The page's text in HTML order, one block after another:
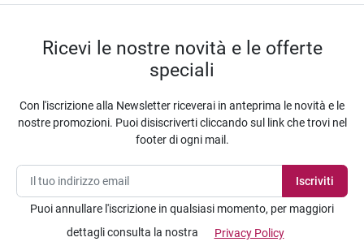
Ricevi le nostre novità e le offerte
speciali
Con l'iscrizione alla Newsletter riceverai in anteprima le novità e le
nostre promozioni. Puoi disiscriverti cliccando sul link che trovi nel
footer di ogni mail.
Puoi annullare l'iscrizione in qualsiasi momento, per maggiori
dettagli consulta la nostra
Privacy Policy